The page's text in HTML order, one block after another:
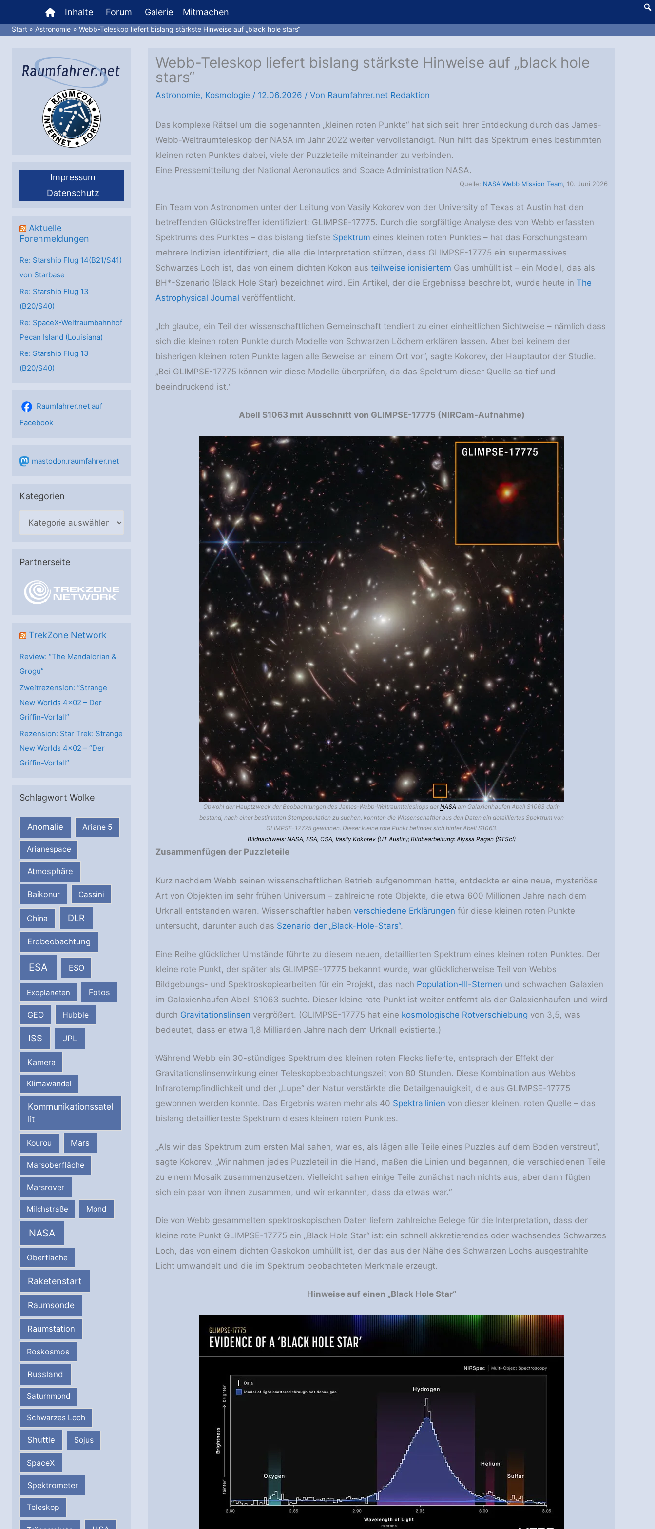
Inhalt
springen
Inhalte Forum Galerie Mitmachen
Start Astronomie Webb-Teleskop liefert bislang stärkste Hinweise auf „black hole stars“
Impressum
Datenschutz
Aktuelle
Forenmeldungen
Re: Starship Flug 14(B21/S41)
von Starbase
Re: Starship Flug 13
(B20/S40)
Re: SpaceX-Weltraumbahnhof
Pecan Island (Louisiana)
Re: Starship Flug 13
(B20/S40)
Raumfahrer.net auf
Facebook
mastodon.raumfahrer.net
Kategorien
e
e
Partnerseite
TrekZone Network
Review: “The Mandalorian &
Grogu”
Zweitrezension: “Strange
New Worlds 4×02 – Der
Griffin-Vorfall”
Rezension: Star Trek: Strange
New Worlds 4×02 – “Der
Griffin-Vorfall”
Schlagwort Wolke
Anomalie Ariane 5
Arianespace
Atmosphäre
Baikonur Cassini
China DLR
Erdbeobachtung
ESA ESO
Exoplaneten Fotos
GEO Hubble
ISS JPL
Kamera
Klimawandel
Kommunikationssatel
lit
Kourou Mars
Marsoberfläche
Marsrover
Milchstraße Mond
NASA
Oberfläche
Raketenstart
Raumsonde
Raumstation
Roskosmos
Russland
Saturnmond
Schwarzes Loch
Shuttle Sojus
SpaceX
Spektrometer
Teleskop
Webb-Teleskop liefert bislang stärkste Hinweise auf „black hole
stars“
Astronomie, Kosmologie / 12.06.2026 / Von Raumfahrer.net Redaktion
Das komplexe Rätsel um die sogenannten „kleinen roten Punkte“ hat sich seit ihrer Entdeckung durch das James-
Webb-Weltraumteleskop der NASA im Jahr 2022 weiter vervollständigt. Nun hilft das Spektrum eines bestimmten
kleinen roten Punktes dabei, viele der Puzzleteile miteinander zu verbinden.
Eine Pressemitteilung der National Aeronautics and Space Administration NASA.
Quelle: NASA Webb Mission Team , 10. Juni 2026
Ein Team von Astronomen unter der Leitung von Vasily Kokorev von der University of Texas at Austin hat den
betreffenden Glückstreffer identifiziert: GLIMPSE-17775. Durch die sorgfältige Analyse des von Webb erfassten
Spektrums des Punktes – das bislang tiefste Spektrum eines kleinen roten Punktes – hat das Forschungsteam
mehrere Indizien identifiziert, die alle die Interpretation stützen, dass GLIMPSE-17775 ein supermassives
Schwarzes Loch ist, das von einem dichten Kokon aus teilweise ionisiertem Gas umhüllt ist – ein Modell, das als
BH*-Szenario (Black Hole Star) bezeichnet wird. Ein Artikel, der die Ergebnisse beschreibt, wurde heute in The
Astrophysical Journal veröffentlicht.
„Ich glaube, ein Teil der wissenschaftlichen Gemeinschaft tendiert zu einer einheitlichen Sichtweise – nämlich dass
sich die kleinen roten Punkte durch Modelle von Schwarzen Löchern erklären lassen. Aber bei keinem der
bisherigen kleinen roten Punkte lagen alle Beweise an einem Ort vor“, sagte Kokorev, der Hauptautor der Studie.
„Bei GLIMPSE-17775 können wir diese Modelle überprüfen, da das Spektrum dieser Quelle so tief und
beeindruckend ist.“
Abell S1063 mit Ausschnitt von GLIMPSE-17775 (NIRCam-Aufnahme)
Obwohl der Hauptzweck der Beobachtungen des James-Webb-Weltraumteleskops derNASA am Galaxienhaufen Abell S1063 darin
bestand, nach einer bestimmten Sternpopulation zu suchen, konnten die Wissenschaftler aus den Daten ein detailliertes Spektrum von
GLIMPSE-17775 gewinnen. Dieser kleine rote Punkt befindet sich hinter Abell S1063.
Bildnachweis:NASA,ESA,CSA, Vasily Kokorev (UT Austin); Bildbearbeitung: Alyssa Pagan (STScI)
Zusammenfügen der Puzzleteile
Kurz nachdem Webb seinen wissenschaftlichen Betrieb aufgenommen hatte, entdeckte er eine neue, mysteriöse
Art von Objekten im sehr frühen Universum – zahlreiche rote Objekte, die etwa 600 Millionen Jahre nach dem
Urknall entstanden waren. Wissenschaftler haben verschiedene Erklärungen für diese kleinen roten Punkte
untersucht, darunter auch das Szenario der „Black-Hole-Stars“.
Eine Reihe glücklicher Umstände führte zu diesem neuen, detaillierten Spektrum eines kleinen roten Punktes. Der
kleine rote Punkt, der später als GLIMPSE-17775 bekannt wurde, war glücklicherweise Teil von Webbs
Bildgebungs- und Spektroskopiearbeiten für ein Projekt, das nach Population-III-Sternen und schwachen Galaxien
im Galaxienhaufen Abell S1063 suchte. Dieser kleine rote Punkt ist weiter entfernt als der Galaxienhaufen und wird
durch Gravitationslinsen vergrößert. (GLIMPSE-17775 hat eine kosmologische Rotverschiebung von 3,5, was
bedeutet, dass er etwa 1,8 Milliarden Jahre nach dem Urknall existierte.)
Während Webb ein 30-stündiges Spektrum des kleinen roten Flecks lieferte, entsprach der Effekt der
Gravitationslinsenwirkung einer Teleskopbeobachtungszeit von 80 Stunden. Diese Kombination aus Webbs
Infrarotempfindlichkeit und der „Lupe“ der Natur verstärkte die Detailgenauigkeit, die aus GLIMPSE-17775
gewonnen werden konnte. Das Ergebnis waren mehr als 40 Spektrallinien von dieser kleinen, roten Quelle – das
bislang detaillierteste Spektrum dieses kleinen roten Punktes.
„Als wir das Spektrum zum ersten Mal sahen, war es, als lägen alle Teile eines Puzzles auf dem Boden verstreut“,
sagte Kokorev. „Wir nahmen jedes Puzzleteil in die Hand, maßen die Linien und begannen, die verschiedenen Teile
zu einem Mosaik zusammenzusetzen. Vielleicht sahen einige Teile zunächst nach nichts aus, aber dann fügten
sich ein paar von ihnen zusammen, und wir erkannten, dass da etwas war.“
Die von Webb gesammelten spektroskopischen Daten liefern zahlreiche Belege für die Interpretation, dass der
kleine rote Punkt GLIMPSE-17775 ein „Black Hole Star“ ist: ein schnell akkretierendes oder wachsendes Schwarzes
Loch, das von einem dichten Gaskokon umhüllt ist, der das aus der Nähe des Schwarzen Lochs ausgestrahlte
Licht umwandelt und die im Spektrum beobachteten Merkmale erzeugt.
Hinweise auf einen „Black Hole Star“